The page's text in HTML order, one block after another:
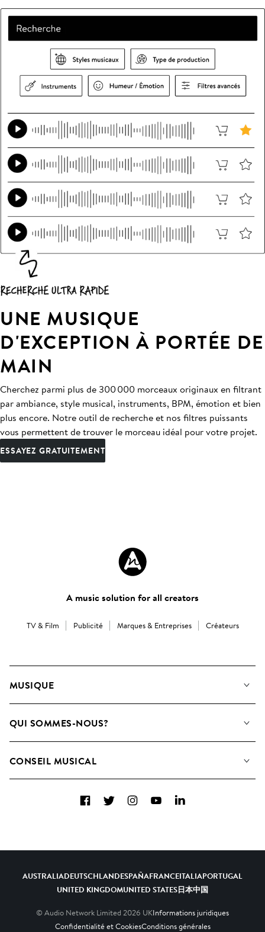
UNE MUSIQUE
D'EXCEPTION À PORTÉE DE
MAIN
Cherchez parmi plus de 300 000 morceaux originaux en filtrant
par ambiance, style musical, instruments, BPM, émotion et bien
plus encore. Notre outil de recherche et nos filtres puissants
vous permettent de trouver le morceau idéal pour votre projet.
ESSAYEZ GRATUITEMENT
A music solution for all creators
TV & Film Publicité Marques & Entreprises Créateurs
MUSIQUE
Rechercher
QUI SOMMES-NOUS?
Comment nous utilisons l’IA
CONSEIL MUSICAL
FacebookTwitterInstagramYouTubeLinkedIn
AUSTRALIADEUTSCHLANDESPAÑAFRANCEITALIAPORTUGAL
UNITED KINGDOMUNITED STATES日本中国
© Audio Network Limited 2026 UKInformations juridiques
Confidentialité et CookiesConditions générales